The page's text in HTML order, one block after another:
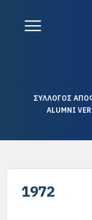
ΣΥΛΛΟΓΟΣ
ALUMNI
1972